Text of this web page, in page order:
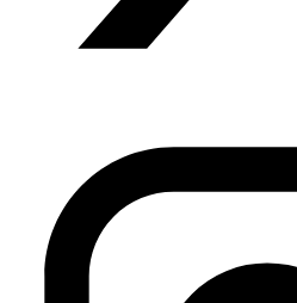
Este sitio web puede utilizar
Entre dichos servicios pueden
Google Analytics.
Servicios integrados de
Contenidos incrustados
plataformas externas.